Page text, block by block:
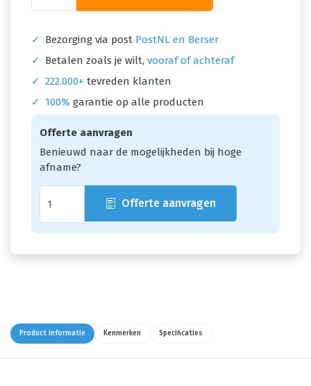
✓ Bezorging via post PostNL en Berser
✓
Betalen zoals je wilt, vooraf of achteraf
✓ 222.000+ tevreden klanten
✓
100% garantie op alle producten
Offerte aanvragen
Benieuwd naar de mogelijkheden bij hoge
afname?
Offerte aanvragen
Product informatie Kenmerken Specificaties